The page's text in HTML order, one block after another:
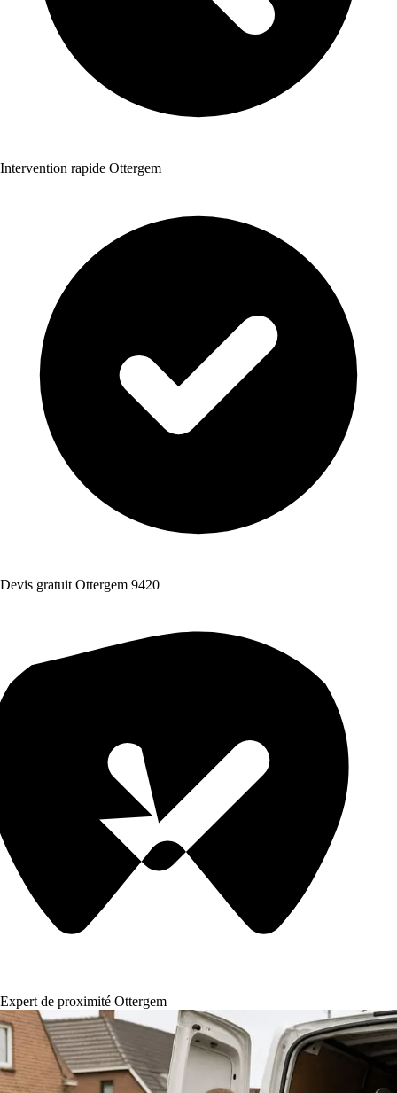
Intervention rapide Ottergem
Devis gratuit Ottergem 9420
Expert de proximité Ottergem